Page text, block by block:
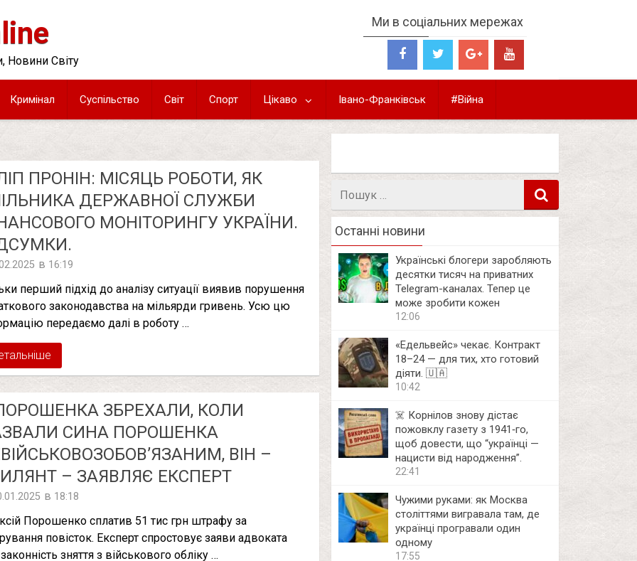
Новини Світу
Ми в соціальних мережах
Кримінал Суспільство Світ Спорт Цікаво Івано-Франківськ #Війна
ПРОНІН: МІСЯЦЬ РОБОТИ, ЯК
ДЕРЖАВНОЇ СЛУЖБИ
МОНІТОРИНГУ УКРАЇНИ.
в 16:19
перший підхід до аналізу ситуації виявив порушення
законодавства на мільярди гривень. Усю цю
передаємо далі в роботу …
ЗБРЕХАЛИ, КОЛИ
СИНА ПОРОШЕНКА
ВІН –
– ЗАЯВЛЯЄ ЕКСПЕРТ
в 18:18
Порошенко сплатив 51 тис грн штрафу за
повісток. Експерт спростовує заяви адвоката
зняття з військового обліку …
Останні новини
Українські блогери заробляють
десятки тисяч на приватних
Telegram-каналах. Тепер це
може зробити кожен
12:06
«Едельвейс» чекає. Контракт
18–24 — для тих, хто готовий
діяти. 🇺🇦
10:42
☠️ Корнілов знову дістає
пожовклу газету з 1941‑го,
щоб довести, що “українці —
нацисти від народження”.
22:41
Чужими руками: як Москва
століттями вигравала там, де
українці програвали один
одному
17:55